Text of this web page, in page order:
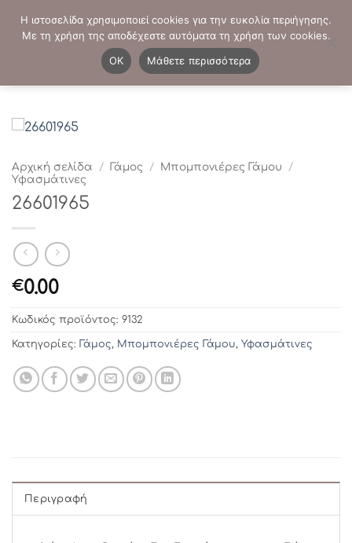
στο
ΤΗΛΕΦΩΝΙΚΕΣ ΠΑΡΑΓΓΕΛΙΕΣ: - 2103821941
Αρχική σελίδα / Γάμος / Μπομπονιέρες Γάμου
/
Υφασμάτινες
26601965
€0.00
Κωδικός προϊόντος: 9132
Κατηγορίες: Γάμος, Μπομπονιέρες Γάμου, Υφασμάτινες
Περιγραφή
Η ιστοσελίδα χρησιμοποιεί cookies για την ευκολία περιήγησης.
Με τη χρήση της αποδέχεστε αυτόματα τη χρήση των cookies.
OK
Μάθετε περισσότερα